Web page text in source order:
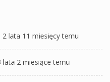
2 lata 11 miesięcy temu
lata 2 miesiące temu